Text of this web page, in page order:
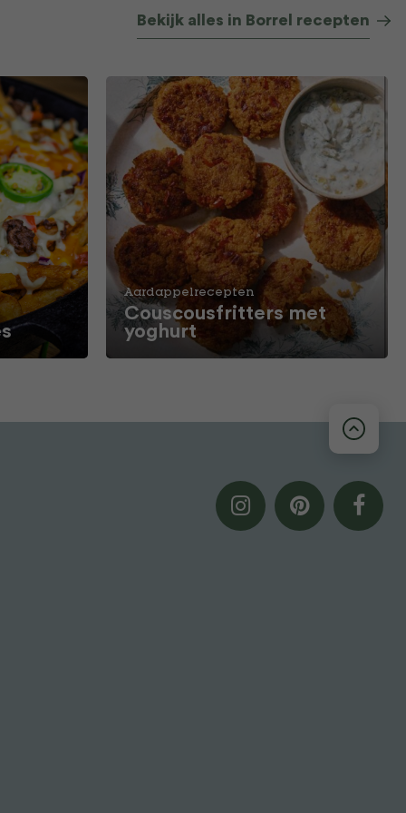
Bekijk alles in Borrel recepten
Aardappelrecepten
Couscousfritters met
yoghurt